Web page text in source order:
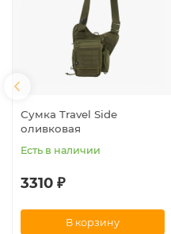
Сумка Travel Side
оливковая
Есть в наличии
3310 ₽
В корзину